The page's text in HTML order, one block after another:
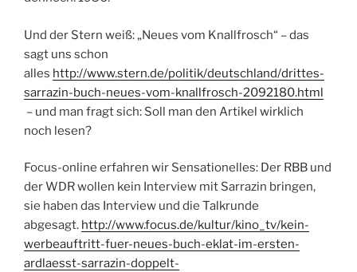
Und der Stern weiß: „Neues vom Knallfrosch“ – das
sagt uns schon
alles http://www.stern.de/politik/deutschland/drittes-
sarrazin-buch-neues-vom-knallfrosch-2092180.html
– und man fragt sich: Soll man den Artikel wirklich
noch lesen?
Focus-online erfahren wir Sensationelles: Der RBB und
der WDR wollen kein Interview mit Sarrazin bringen,
sie haben das Interview und die Talkrunde
abgesagt. http://www.focus.de/kultur/kino_tv/kein-
werbeauftritt-fuer-neues-buch-eklat-im-ersten-
ardlaesst-sarrazin-doppelt-